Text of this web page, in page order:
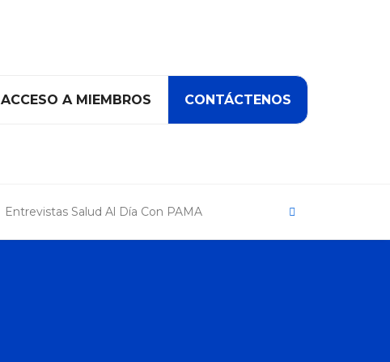
ACCESO A MIEMBROS CONTÁCTENOS
Entrevistas Salud Al Día Con PAMA